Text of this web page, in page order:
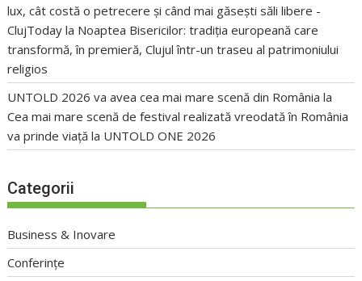
lux, cât costă o petrecere și când mai găsești săli libere -
ClujToday la Noaptea Bisericilor: tradiția europeană care
transformă, în premieră, Clujul într-un traseu al patrimoniului
religios
UNTOLD 2026 va avea cea mai mare scenă din România la
Cea mai mare scenă de festival realizată vreodată în România
va prinde viață la UNTOLD ONE 2026
Categorii
Business & Inovare
Conferințe